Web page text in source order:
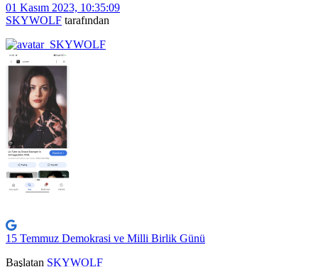
01 Kasım 2023, 10:35:09
SKYWOLF tarafından
15 Temmuz Demokrasi ve Milli Birlik Günü
Başlatan SKYWOLF